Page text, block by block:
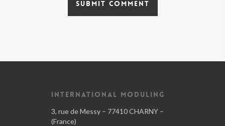
INTERNATIONAL MODULING
3, rue de Messy – 77410 CHARNY –
(France)